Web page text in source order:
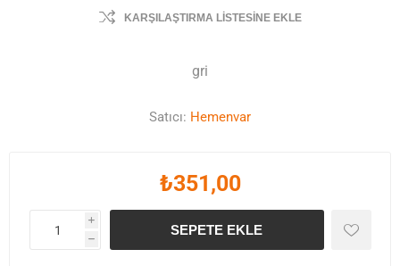
KARŞILAŞTIRMA LISTESINE EKLE
gri
Satıcı: Hemenvar
₺351,00
i
h
SEPETE EKLE